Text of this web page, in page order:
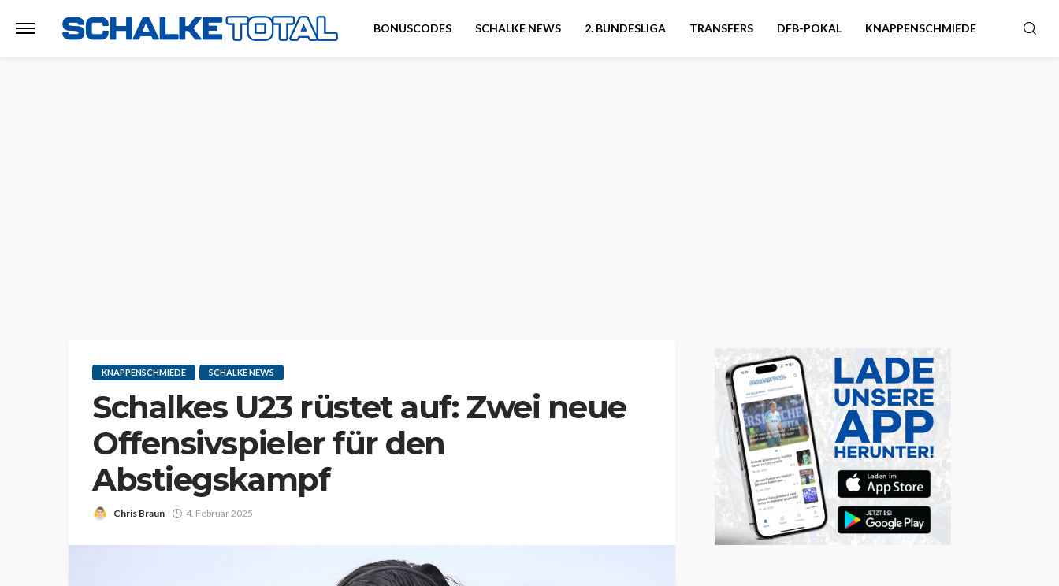
BONUSCODES SCHALKE NEWS 2. BUNDESLIGA TRANSFERS DFB-POKAL KNAPPENSCHMIEDE
KNAPPENSCHMIEDE SCHALKE NEWS
Schalkes U23 rüstet auf: Zwei neue
Offensivspieler für den
Abstiegskampf
Chris Braun 4. Februar 2025